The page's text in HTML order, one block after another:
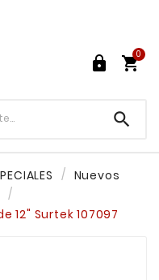
 
0

Nuevos
12" Surtek 107097